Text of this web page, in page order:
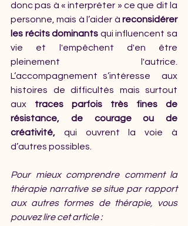
donc pas à « interpréter » ce que dit la
personne, mais à l’aider à reconsidérer
les récits dominants qui influencent sa
vie et l'empêchent d'en être
pleinement l'autrice.
L’accompagnement s’intéresse  aux
histoires de difficultés mais surtout
aux traces parfois très fines de
résistance, de courage ou de
créativité, qui ouvrent la voie à
d’autres possibles.
Pour mieux comprendre comment la
thérapie narrative se situe par rapport
aux autres formes de thérapie, vous
pouvez lire cet article :